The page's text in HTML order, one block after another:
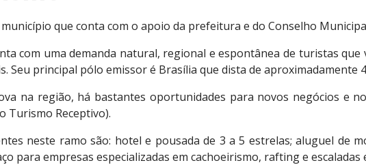
que conta com o apoio da prefeitura e do Conselho
com uma demanda natural, regional e espontânea de turistas
Seu principal pólo emissor é Brasília que dista de aproximadamente
na região, há bastantes oportunidades para novos negócios e
Turismo Receptivo).
neste ramo são: hotel e pousada de 3 a 5 estrelas; aluguel de
para empresas especializadas em cachoeirismo, rafting e escaladas